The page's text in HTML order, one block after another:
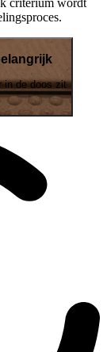
criterium wordt
in de doos zit